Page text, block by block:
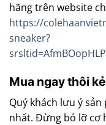
hãng trên website
https://
sneaker?
Mua ngay thôi
Quý khách lưu ý
nhất. Đừng bỏ lỡ cơ